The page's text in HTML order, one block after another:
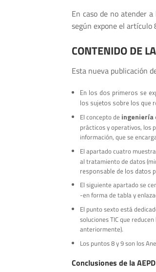
En caso de no atender
según expone el artículo
CONTENIDO DE
Esta nueva publicación
En los dos primeros se
los sujetos sobre los que
El concepto de ingeniería
prácticos y operativos, los
información, que se
El apartado cuatro
al tratamiento de datos
responsable de los datos
El siguiente apartado se
-en forma de tabla y
El punto sexto está
soluciones TIC que
anteriormente).
Los puntos 8 y 9 son los
Conclusiones de la AEPD